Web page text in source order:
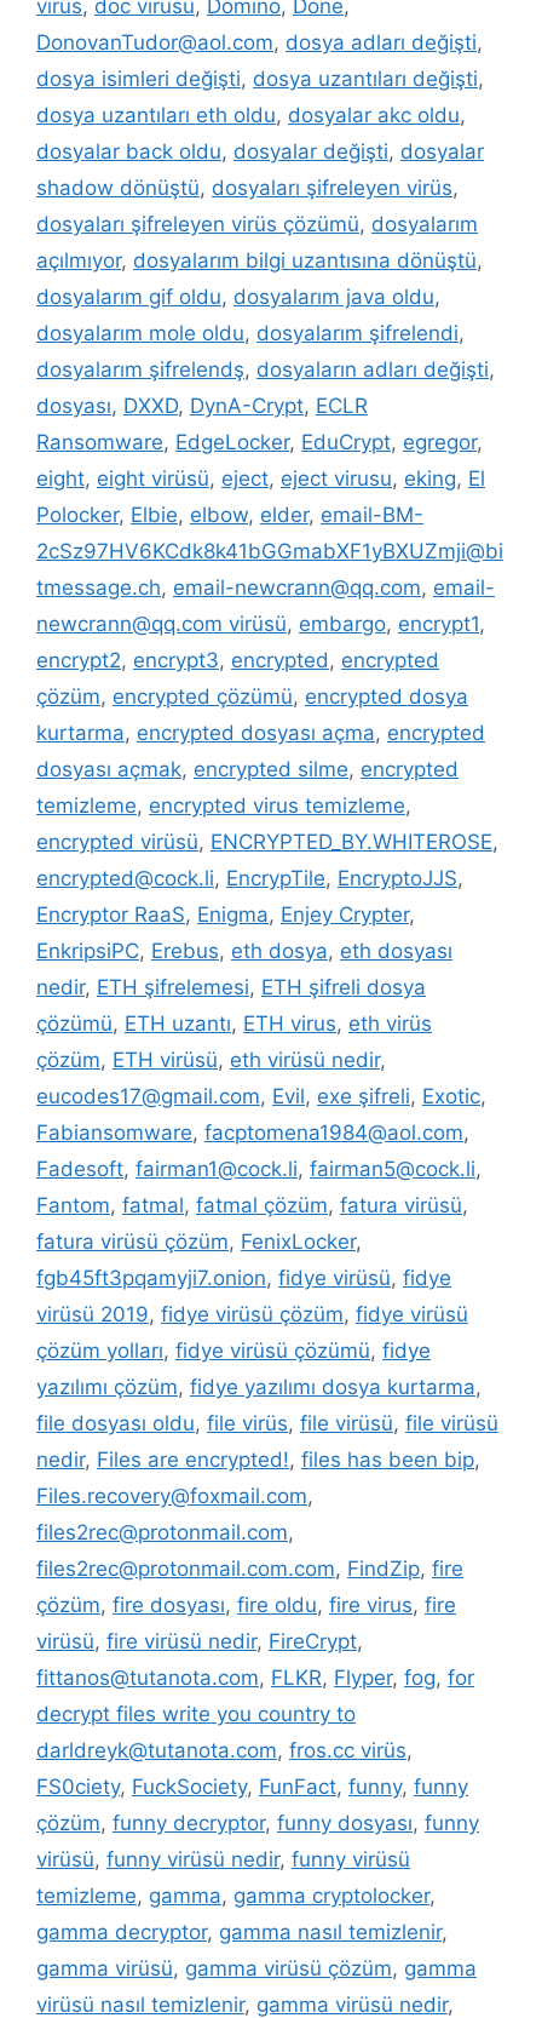
virüs, doc virüsü, Domino, Done,
DonovanTudor@aol.com, dosya adları değişti,
dosya isimleri değişti, dosya uzantıları değişti,
dosya uzantıları eth oldu, dosyalar akc oldu,
dosyalar back oldu, dosyalar değişti, dosyalar
shadow dönüştü, dosyaları şifreleyen virüs,
dosyaları şifreleyen virüs çözümü, dosyalarım
açılmıyor, dosyalarım bilgi uzantısına dönüştü,
dosyalarım gif oldu, dosyalarım java oldu,
dosyalarım mole oldu, dosyalarım şifrelendi,
dosyalarım şifrelendş, dosyaların adları değişti,
dosyası, DXXD, DynA-Crypt, ECLR
Ransomware, EdgeLocker, EduCrypt, egregor,
eight, eight virüsü, eject, eject virusu, eking, El
Polocker, Elbie, elbow, elder, email-BM-
2cSz97HV6KCdk8k41bGGmabXF1yBXUZmji@bi
tmessage.ch, email-newcrann@qq.com, email-
newcrann@qq.com virüsü, embargo, encrypt1,
encrypt2, encrypt3, encrypted, encrypted
çözüm, encrypted çözümü, encrypted dosya
kurtarma, encrypted dosyası açma, encrypted
dosyası açmak, encrypted silme, encrypted
temizleme, encrypted virus temizleme,
encrypted virüsü, ENCRYPTED_BY.WHITEROSE,
encrypted@cock.li, EncrypTile, EncryptoJJS,
Encryptor RaaS, Enigma, Enjey Crypter,
EnkripsiPC, Erebus, eth dosya, eth dosyası
nedir, ETH şifrelemesi, ETH şifreli dosya
çözümü, ETH uzantı, ETH virus, eth virüs
çözüm, ETH virüsü, eth virüsü nedir,
eucodes17@gmail.com, Evil, exe şifreli, Exotic,
Fabiansomware, facptomena1984@aol.com,
Fadesoft, fairman1@cock.li, fairman5@cock.li,
Fantom, fatmal, fatmal çözüm, fatura virüsü,
fatura virüsü çözüm, FenixLocker,
fgb45ft3pqamyji7.onion, fidye virüsü, fidye
virüsü 2019, fidye virüsü çözüm, fidye virüsü
çözüm yolları, fidye virüsü çözümü, fidye
yazılımı çözüm, fidye yazılımı dosya kurtarma,
file dosyası oldu, file virüs, file virüsü, file virüsü
nedir, Files are encrypted!, files has been bip,
Files.recovery@foxmail.com,
files2rec@protonmail.com,
files2rec@protonmail.com.com, FindZip, fire
çözüm, fire dosyası, fire oldu, fire virus, fire
virüsü, fire virüsü nedir, FireCrypt,
fittanos@tutanota.com, FLKR, Flyper, fog, for
decrypt files write you country to
darldreyk@tutanota.com, fros.cc virüs,
FS0ciety, FuckSociety, FunFact, funny, funny
çözüm, funny decryptor, funny dosyası, funny
virüsü, funny virüsü nedir, funny virüsü
temizleme, gamma, gamma cryptolocker,
gamma decryptor, gamma nasıl temizlenir,
gamma virüsü, gamma virüsü çözüm, gamma
virüsü nasıl temizlenir, gamma virüsü nedir,